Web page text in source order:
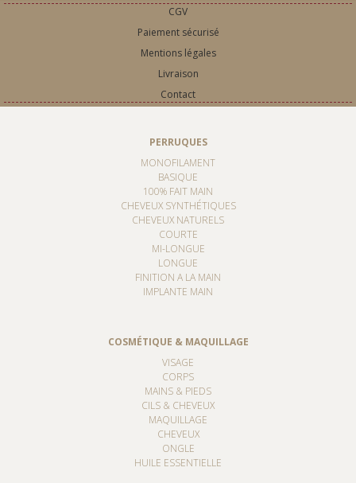
CGV
Paiement sécurisé
Mentions légales
Livraison
Contact
PERRUQUES
MONOFILAMENT
BASIQUE
100% FAIT MAIN
CHEVEUX SYNTHÉTIQUES
CHEVEUX NATURELS
COURTE
MI-LONGUE
LONGUE
FINITION A LA MAIN
IMPLANTE MAIN
COSMÉTIQUE & MAQUILLAGE
VISAGE
CORPS
MAINS & PIEDS
CILS & CHEVEUX
MAQUILLAGE
CHEVEUX
ONGLE
HUILE ESSENTIELLE